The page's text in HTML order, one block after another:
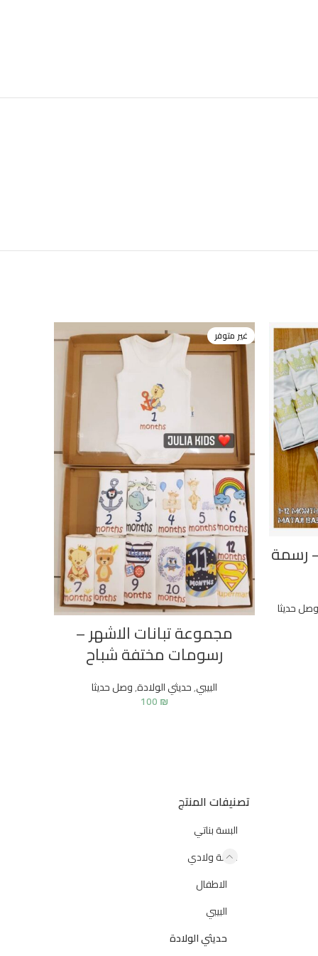
رسمة
وصل حديثا
غير متوفر
مجموعة تبانات الاشهر –
رسومات مختفة شباح
البيبي,حديثي الولادة,وصل حديثا
100₪
تصنيفات المنتج
البسة بناتي
البسة ولادي
الاطفال
البيبي
حديثي الولادة